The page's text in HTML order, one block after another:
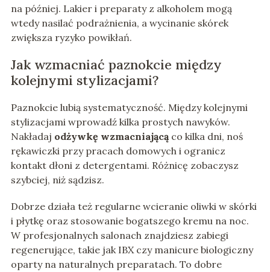
na później. Lakier i preparaty z alkoholem mogą
wtedy nasilać podrażnienia, a wycinanie skórek
zwiększa ryzyko powikłań.
Jak wzmacniać paznokcie między
kolejnymi stylizacjami?
Paznokcie lubią systematyczność. Między kolejnymi
stylizacjami wprowadź kilka prostych nawyków.
Nakładaj odżywkę wzmacniającąco kilka dni, noś
rękawiczki przy pracach domowych i ogranicz
kontakt dłoni z detergentami. Różnicę zobaczysz
szybciej, niż sądzisz.
Dobrze działa też regularne wcieranie oliwki w skórki
i płytkę oraz stosowanie bogatszego kremu na noc.
W profesjonalnych salonach znajdziesz zabiegi
regenerujące, takie jak IBX czy manicure biologiczny
oparty na naturalnych preparatach. To dobre